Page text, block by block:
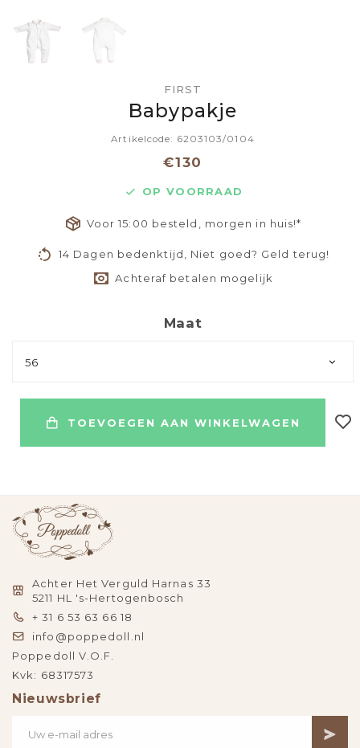
FIRST
Babypakje
Artikelcode: 6203103/0104
€130
OP VOORRAAD
Voor 15:00 besteld, morgen in huis!*
14 Dagen bedenktijd, Niet goed? Geld terug!
Achteraf betalen mogelijk
Maat
56
TOEVOEGEN AAN WINKELWAGEN
Achter Het Verguld Harnas 33
5211 HL 's-Hertogenbosch
+ 31 6 53 63 66 18
info@poppedoll.nl
Poppedoll V.O.F.
Kvk: 68317573
Nieuwsbrief